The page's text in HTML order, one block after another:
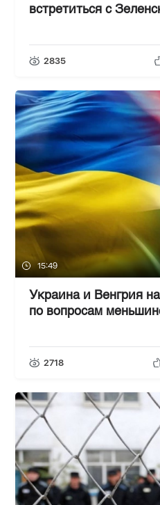
встретиться с
2835
15:49
Украина и Венгрия
по вопросам
2718